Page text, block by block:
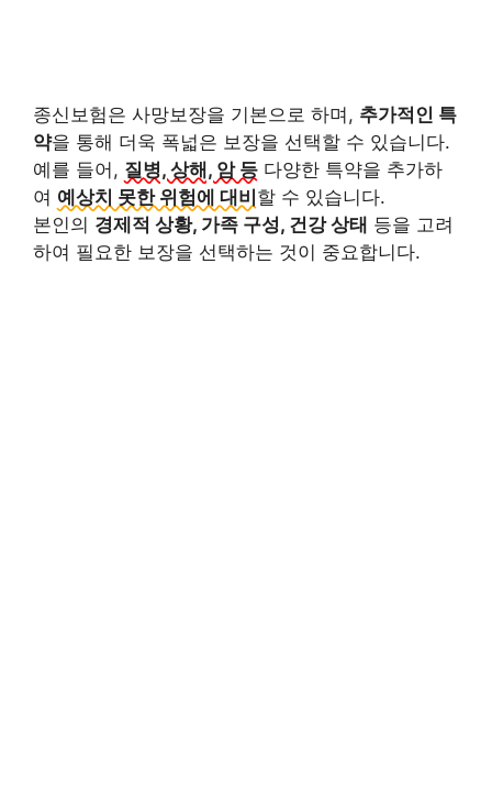
종신보험은 사망보장을 기본으로 하며, 추가적인 특
약을 통해 더욱 폭넓은 보장을 선택할 수 있습니다.
예를 들어, 질병, 상해, 암 등 다양한 특약을 추가하
여 예상치 못한 위험에 대비할 수 있습니다.
본인의 경제적 상황, 가족 구성, 건강 상태 등을 고려
하여 필요한 보장을 선택하는 것이 중요합니다.